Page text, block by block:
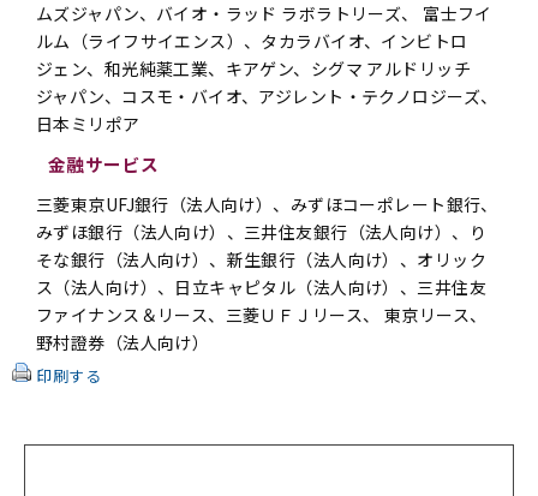
ムズジャパン、バイオ・ラッド ラボラトリーズ、 富士フイ
ルム（ライフサイエンス）、タカラバイオ、インビトロ
ジェン、和光純薬工業、キアゲン、シグマ アルドリッチ
ジャパン、コスモ・バイオ、アジレント・テクノロジーズ、
日本ミリポア
金融サービス
三菱東京UFJ銀行（法人向け）、みずほコーポレート銀行、
みずほ銀行（法人向け）、三井住友銀行（法人向け）、り
そな銀行（法人向け）、新生銀行（法人向け）、オリック
ス（法人向け）、日立キャピタル（法人向け）、三井住友
ファイナンス＆リース、三菱ＵＦＪリース、 東京リース、
野村證券（法人向け）
印刷する